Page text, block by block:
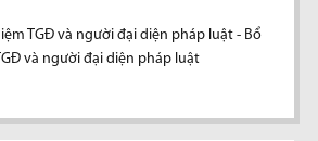
TGĐ và người đại diện pháp luật - Bổ
và người đại diện pháp luật